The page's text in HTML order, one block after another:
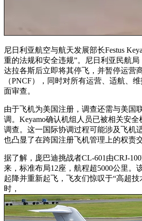
尼日利亚航空与航天发展部长Festus
重的法规和安全违规”。尼日利亚民航
达拉各斯后立即将其停飞，并暂停运营
（PNCF），同时对所有运营、适航、
面审查。
由于飞机为美国注册，调查还需与美国
调。Keyamo确认机组人员已被相关安
调查。这一国际协调过程可能涉及飞机
也凸显了在跨国注册飞机管理上的权责
据了解，庞巴迪挑战者CL-601由CRJ-
来，标准布局12座，航程超5000公里。
起降并重新起飞，飞友们惊叹于“高超技
时，